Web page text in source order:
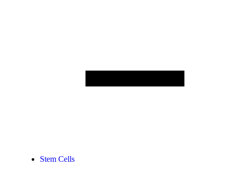
Stem Cells